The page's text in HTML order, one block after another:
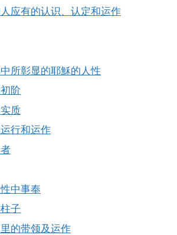
应有的认识、认定和运作
所彰显的耶穌的人性
阶
质
行和运作
中事奉
子
的带领及运作